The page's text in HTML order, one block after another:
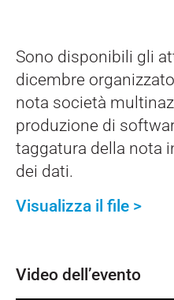
Sono disponibili gli
dicembre
nota società
produzione di
taggatura della nota
dei dati.
Visualizza il file >
Video dell’evento